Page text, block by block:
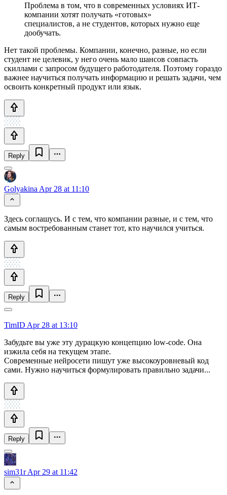
Проблема в том, что в современных условиях ИТ-
компании хотят получать «готовых»
специалистов, а не студентов, которых нужно еще
дообучать.
Нет такой проблемы. Компании, конечно, разные, но если
студент не целевик, у него очень мало шансов совпасть
скиллами с запросом будущего работодателя. Поэтому гораздо
важнее научиться получать информацию и решать задачи, чем
освоить конкретный продукт или язык.
Reply
Golyakina Apr 28 at 11:10
Здесь соглашусь. И с тем, что компании разные, и с тем, что
самым востребованным станет тот, кто научился учиться.
Reply
TimID Apr 28 at 13:10
Забудьте вы уже эту дурацкую концепцию low-code. Она
изжила себя на текущем этапе.
Современные нейросети пишут уже высокоуровневый код
сами. Нужно научиться формулировать правильно задачи...
Reply
sim31rApr 29 at 11:42